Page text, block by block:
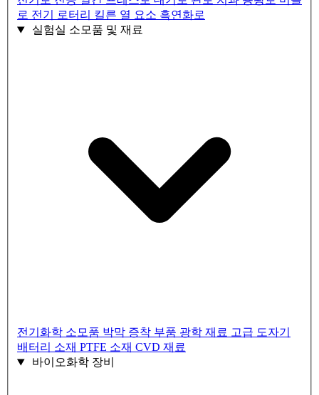
로 전기 로터리 킬른 열 요소 흑연화로
실험실 소모품 및 재료
전기화학 소모품 박막 증착 부품 광학 재료 고급 도자기
배터리 소재 PTFE 소재 CVD 재료
바이오화학 장비